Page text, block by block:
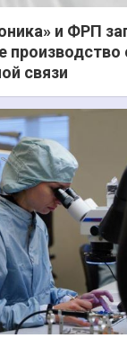
и ФРП
производство
связи